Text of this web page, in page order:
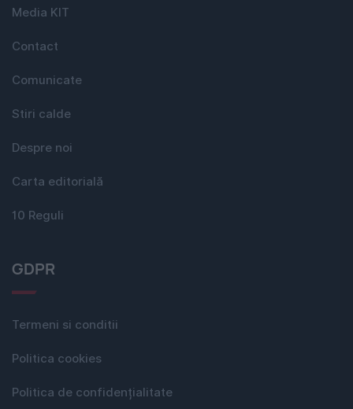
Media KIT
Contact
Comunicate
Stiri calde
Despre noi
Carta editorială
10 Reguli
GDPR
Termeni si conditii
Politica cookies
Politica de confidențialitate